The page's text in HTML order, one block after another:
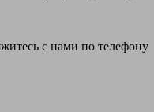
с нами по телефону